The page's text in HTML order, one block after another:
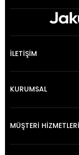
İLETİŞİM
KURUMSAL
MÜŞTERİ HİZMETLERİ